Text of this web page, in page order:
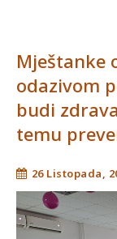
Mještanke
odazivom
budi
temu
26 Listopada,